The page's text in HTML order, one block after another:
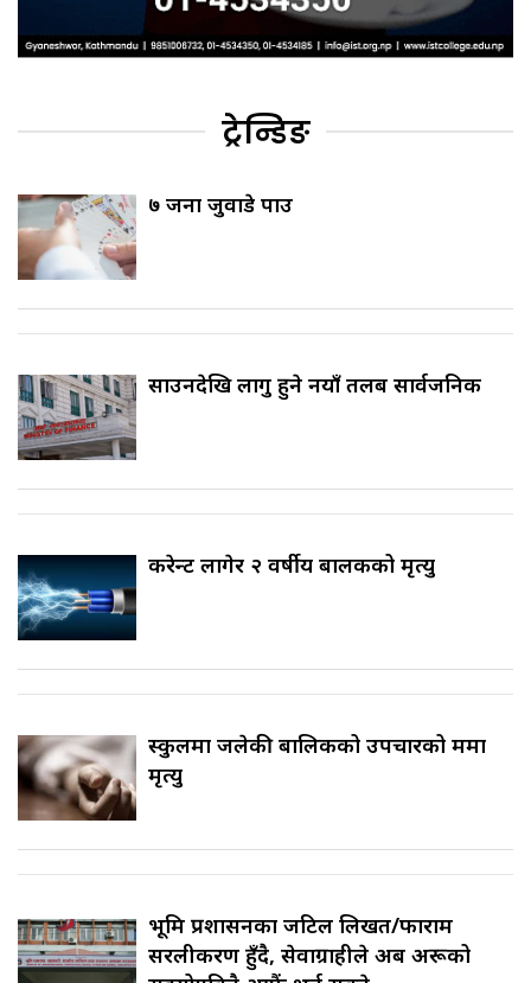
ट्रेन्डिङ
७ जना जुवाडे पक्राउ
साउनदेखि लागु हुने नयाँ तलब सार्वजनिक
करेन्ट लागेर २ वर्षीय बालकको मृत्यु
स्कुलमा जलेकी बालिकको उपचारको क्रममा
मृत्यु
भूमि प्रशासनका जटिल लिखत/फाराम
सरलीकरण हुँदै, सेवाग्राहीले अब अरूको